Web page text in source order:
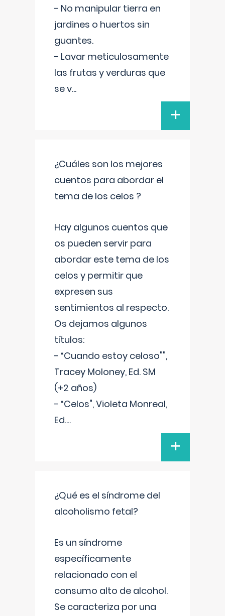
- No manipular tierra en
jardines o huertos sin
guantes.
- Lavar meticulosamente
las frutas y verduras que
se v...
+
¿Cuáles son los mejores
cuentos para abordar el
tema de los celos ?
Hay algunos cuentos que
os pueden servir para
abordar este tema de los
celos y permitir que
expresen sus
sentimientos al respecto.
Os dejamos algunos
títulos:
- “Cuando estoy celoso"",
Tracey Moloney, Ed. SM
(+2 años)
- “Celos", Violeta Monreal,
Ed....
+
¿Qué es el síndrome del
alcoholismo fetal?
Es un síndrome
específicamente
relacionado con el
consumo alto de alcohol.
Se caracteriza por una